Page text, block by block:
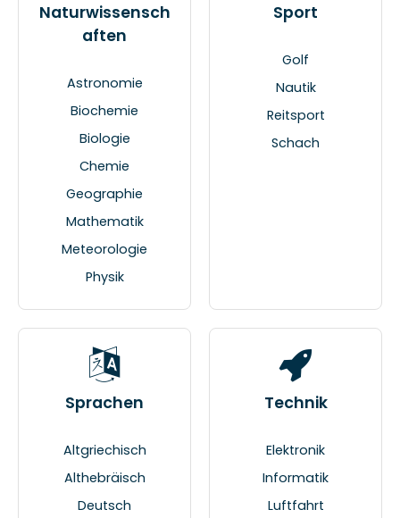
Naturwissensch
aften
Astronomie
Biochemie
Biologie
Chemie
Geographie
Mathematik
Meteorologie
Physik
Sport
Golf
Nautik
Reitsport
Schach
Sprachen
Altgriechisch
Althebräisch
Deutsch
Technik
Elektronik
Informatik
Luftfahrt